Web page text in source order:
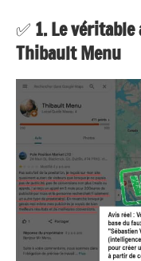
✅ 1. Le
Thibault Menu